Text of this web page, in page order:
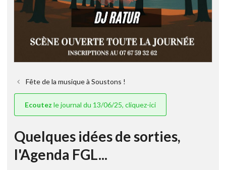
Fête de la musique à Soustons !
Ecoutez le journal du 13/06/25, cliquez-ici
Quelques idées de sorties,
l'Agenda FGL...